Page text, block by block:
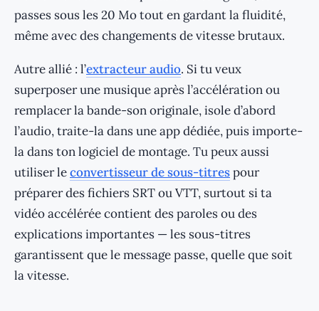
passes sous les 20 Mo tout en gardant la fluidité,
même avec des changements de vitesse brutaux.
Autre allié : l’extracteur audio. Si tu veux
superposer une musique après l’accélération ou
remplacer la bande-son originale, isole d’abord
l’audio, traite-la dans une app dédiée, puis importe-
la dans ton logiciel de montage. Tu peux aussi
utiliser leconvertisseur de sous-titrespour
préparer des fichiers SRT ou VTT, surtout si ta
vidéo accélérée contient des paroles ou des
explications importantes — les sous-titres
garantissent que le message passe, quelle que soit
la vitesse.